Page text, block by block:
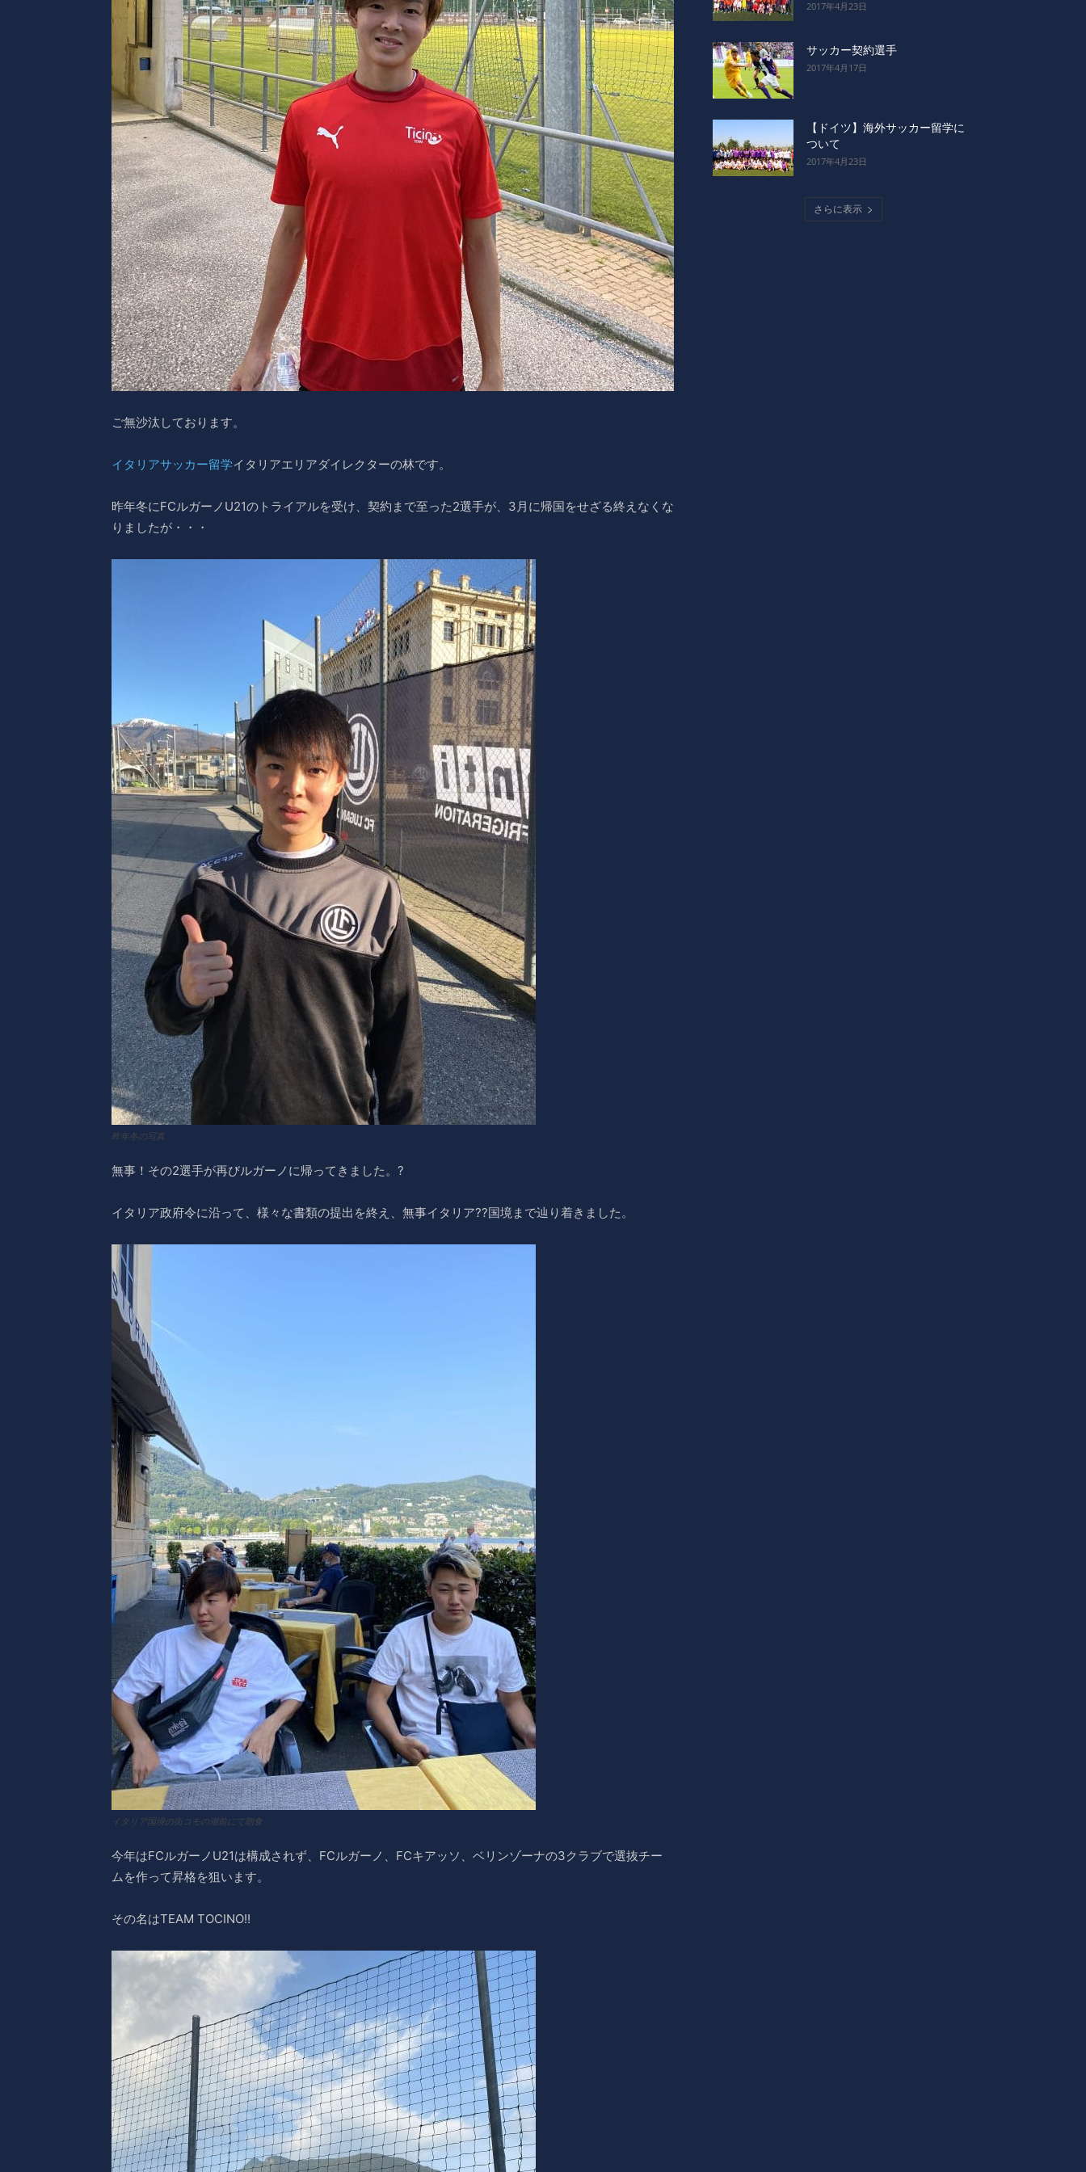
ご無沙汰しております。
イタリアサッカー留学イタリアエリアダイレクターの林です。
昨年冬にFCルガーノU21のトライアルを受け、契約まで至った2選手が、3月に帰国をせざる終えなくな
りましたが・・・
昨年冬の写真
無事！その2選手が再びルガーノに帰ってきました。?
イタリア政府令に沿って、様々な書類の提出を終え、無事イタリア??国境まで辿り着きました。
イタリア国境の街コモの湖前にて朝食
今年はFCルガーノU21は構成されず、FCルガーノ、FCキアッソ、ベリンゾーナの3クラブで選抜チー
ムを作って昇格を狙います。
その名はTEAM TOCINO!!
2017年4月23日
サッカー契約選手
2017年4月17日
【ドイツ】海外サッカー留学に
ついて
2017年4月23日
さらに表示